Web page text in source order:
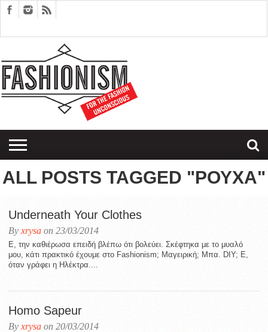
EDITORIALS
COUPLES
THERAPY
SARTORIAGRAM
ALL POSTS TAGGED "ΡΟΥΧΑ"
Underneath Your Clothes
By xrysa on 23/03/2014
Ε, την καθιέρωσα επειδή βλέπω ότι βολεύει. Σκέφτηκα με το μυαλό
μου, κάτι πρακτικό έχουμε στο Fashionism; Μαγειρική; Μπα. DIY; Ε,
όταν γράφει η Ηλέκτρα....
Homo Sapeur
By xrysa on 20/03/2014